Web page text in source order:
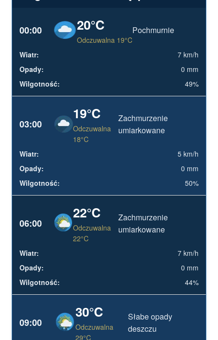
00:00 20°C
Odczuwalna 19°C
Pochmurnie
7 km/h
0 mm
49%
03:00
19°C
Odczuwalna
18°C
Zachmurzenie
umiarkowane
5 km/h
0 mm
50%
06:00
22°C
Odczuwalna
22°C
Zachmurzenie
umiarkowane
7 km/h
0 mm
44%
09:00
30°C
Odczuwalna
29°C
Słabe opady
deszczu